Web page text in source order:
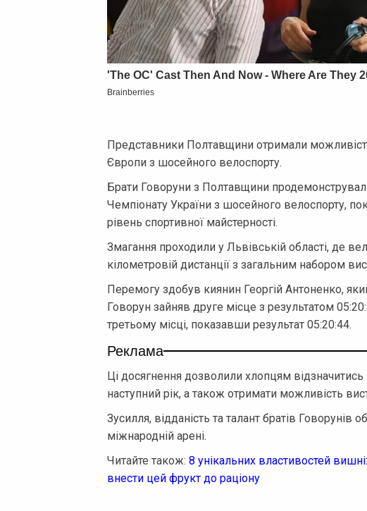
Представники Полтавщини отримали
Європи з шосейного велоспорту.
Брати Говоруни з Полтавщини
Чемпіонату України з шосейного велоспорту,
рівень спортивної майстерності.
Змагання проходили у Львівській області, де
кілометровій дистанції з загальним набором
Перемогу здобув киянин Георгій Антоненко,
Говорун зайняв друге місце з результатом
третьому місці, показавши результат 05:20:44.
Реклама
Ці досягнення дозволили хлопцям відзначитись
наступний рік, а також отримати можливість
Зусилля, відданість та талант братів Говорунів
міжнародній арені.
Читайте також: 8 унікальних властивостей
внести цей фрукт до раціону